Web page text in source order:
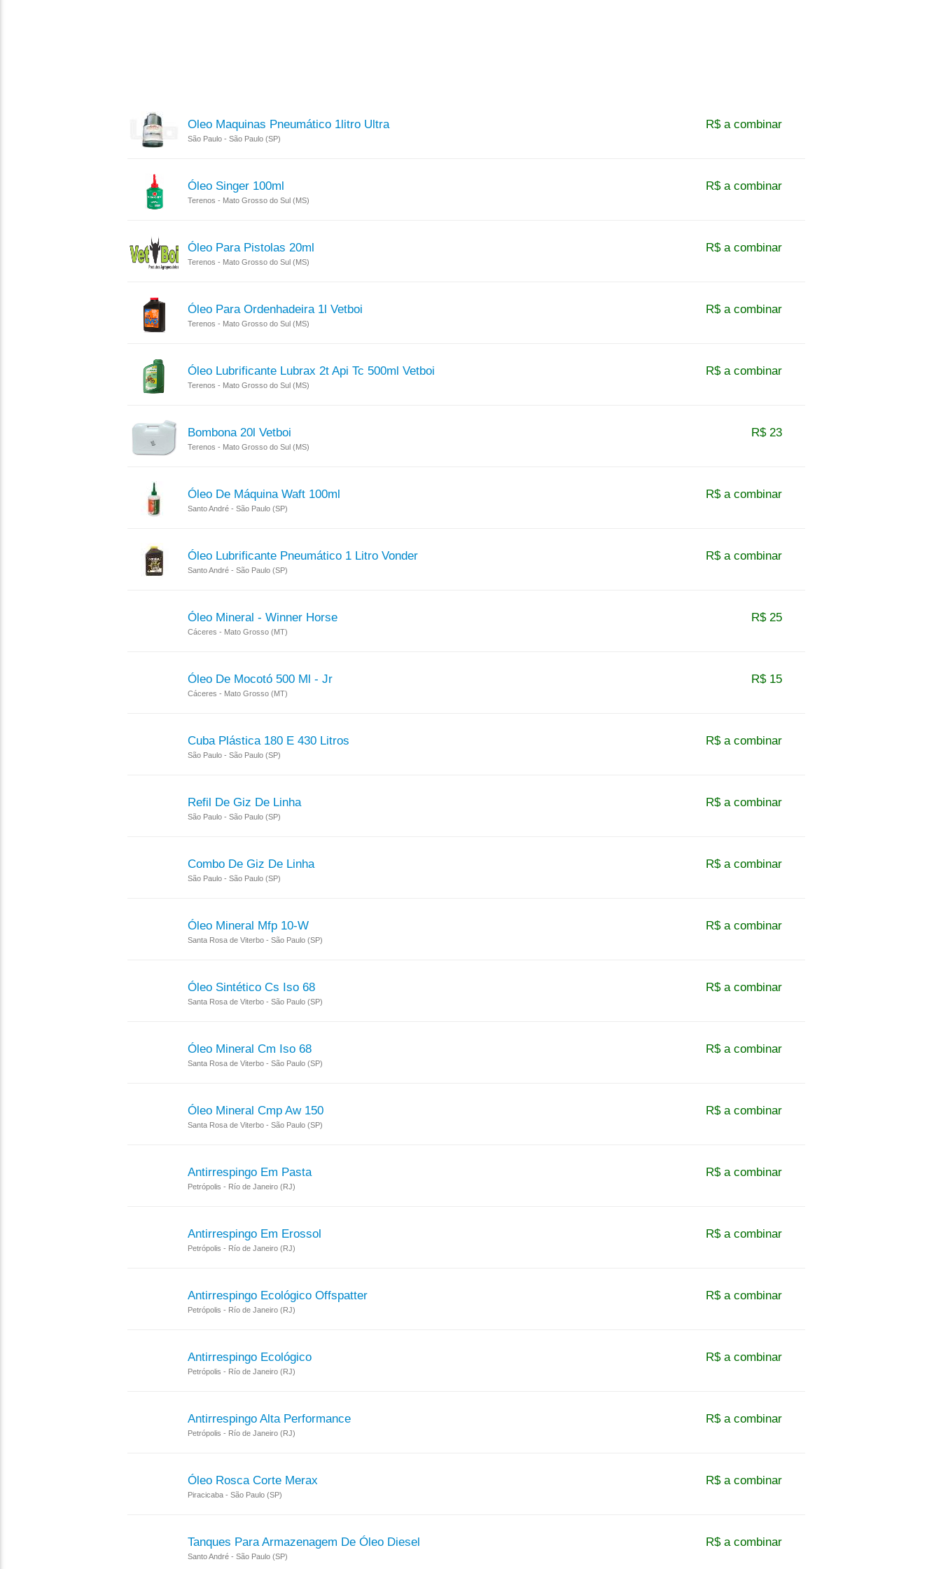
Oleo Maquinas Pneumático 1litro Ultra
São Paulo - São Paulo (SP)
R$ a combinar
Óleo Singer 100ml
Terenos - Mato Grosso do Sul (MS)
R$ a combinar
Óleo Para Pistolas 20ml
Terenos - Mato Grosso do Sul (MS)
R$ a combinar
Óleo Para Ordenhadeira 1l Vetboi
Terenos - Mato Grosso do Sul (MS)
R$ a combinar
Óleo Lubrificante Lubrax 2t Api Tc 500ml Vetboi
Terenos - Mato Grosso do Sul (MS)
R$ a combinar
Bombona 20l Vetboi
Terenos - Mato Grosso do Sul (MS)
R$ 23
Óleo De Máquina Waft 100ml
Santo André - São Paulo (SP)
R$ a combinar
Óleo Lubrificante Pneumático 1 Litro Vonder
Santo André - São Paulo (SP)
R$ a combinar
Óleo Mineral - Winner Horse
Cáceres - Mato Grosso (MT)
R$ 25
Óleo De Mocotó 500 Ml - Jr
Cáceres - Mato Grosso (MT)
R$ 15
Cuba Plástica 180 E 430 Litros
São Paulo - São Paulo (SP)
R$ a combinar
Refil De Giz De Linha
São Paulo - São Paulo (SP)
R$ a combinar
Combo De Giz De Linha
São Paulo - São Paulo (SP)
R$ a combinar
Óleo Mineral Mfp 10-W
Santa Rosa de Viterbo - São Paulo (SP)
R$ a combinar
Óleo Sintético Cs Iso 68
Santa Rosa de Viterbo - São Paulo (SP)
R$ a combinar
Óleo Mineral Cm Iso 68
Santa Rosa de Viterbo - São Paulo (SP)
R$ a combinar
Óleo Mineral Cmp Aw 150
Santa Rosa de Viterbo - São Paulo (SP)
R$ a combinar
Antirrespingo Em Pasta
Petrópolis - Río de Janeiro (RJ)
R$ a combinar
Antirrespingo Em Erossol
Petrópolis - Río de Janeiro (RJ)
R$ a combinar
Antirrespingo Ecológico Offspatter
Petrópolis - Río de Janeiro (RJ)
R$ a combinar
Antirrespingo Ecológico
Petrópolis - Río de Janeiro (RJ)
R$ a combinar
Antirrespingo Alta Performance
Petrópolis - Río de Janeiro (RJ)
R$ a combinar
Óleo Rosca Corte Merax
Piracicaba - São Paulo (SP)
R$ a combinar
Tanques Para Armazenagem De Óleo Diesel
Santo André - São Paulo (SP)
R$ a combinar